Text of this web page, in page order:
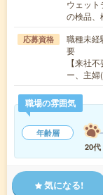
ウェッ
の検品
応募資格
職種未経
要
【来社
ー、主
職場の雰囲気
年齢層
20代
気になる!